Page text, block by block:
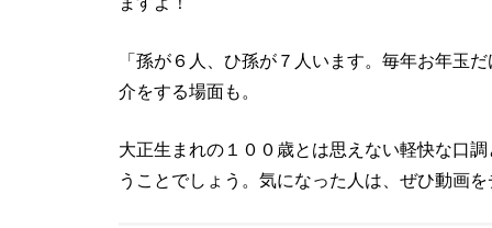
「孫が６人、ひ孫が７人います。毎年お年玉
介をする場面も。
大正生まれの１００歳とは思えない軽快な口
うことでしょう。気になった人は、ぜひ動画